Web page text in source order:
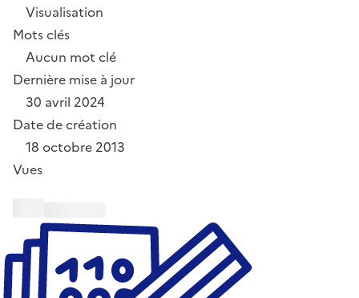
Visualisation
Mots clés
Aucun mot clé
Dernière mise à jour
30 avril 2024
Date de création
18 octobre 2013
Vues